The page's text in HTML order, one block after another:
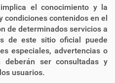
el conocimiento y la
condiciones contenidos en el
de determinados servicios a
de este sitio oficial puede
especiales, advertencias o
deberán ser consultadas y
usuarios.